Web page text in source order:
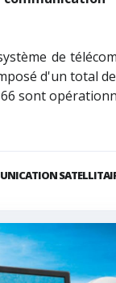
de
d'un total
sont